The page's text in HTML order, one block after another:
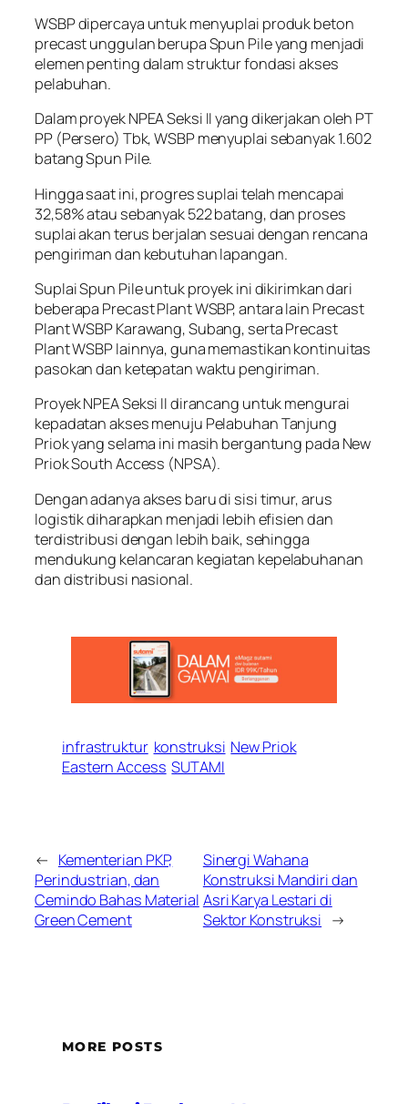
WSBP dipercaya untuk menyuplai produk beton
precast unggulan berupa Spun Pile yang menjadi
elemen penting dalam struktur fondasi akses
pelabuhan.
Dalam proyek NPEA Seksi II yang dikerjakan oleh PT
PP (Persero) Tbk, WSBP menyuplai sebanyak 1.602
batang Spun Pile.
Hingga saat ini, progres suplai telah mencapai
32,58% atau sebanyak 522 batang, dan proses
suplai akan terus berjalan sesuai dengan rencana
pengiriman dan kebutuhan lapangan.
Suplai Spun Pile untuk proyek ini dikirimkan dari
beberapa Precast Plant WSBP, antara lain Precast
Plant WSBP Karawang, Subang, serta Precast
Plant WSBP lainnya, guna memastikan kontinuitas
pasokan dan ketepatan waktu pengiriman.
Proyek NPEA Seksi II dirancang untuk mengurai
kepadatan akses menuju Pelabuhan Tanjung
Priok yang selama ini masih bergantung pada New
Priok South Access (NPSA).
Dengan adanya akses baru di sisi timur, arus
logistik diharapkan menjadi lebih efisien dan
terdistribusi dengan lebih baik, sehingga
mendukung kelancaran kegiatan kepelabuhanan
dan distribusi nasional.
infrastruktur konstruksi New Priok
Eastern Access SUTAMI
← Kementerian PKP,
Perindustrian, dan
Cemindo Bahas Material
Green Cement
Sinergi Wahana
Konstruksi Mandiri dan
Asri Karya Lestari di
Sektor Konstruksi →
MORE POSTS